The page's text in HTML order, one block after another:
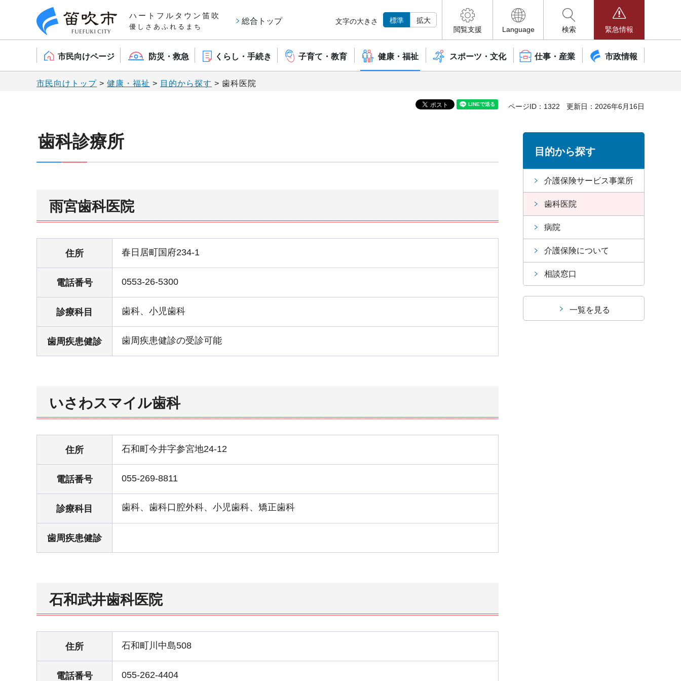
笛吹市 ハートフルタウン笛吹
優しさあふれるまち
総合トップ 文字の大きさ 標準
拡大
閲覧支援
Language 検索 緊急情報
市民向けページ 防災・救急 くらし・手続き 子育て・教育 健康・福祉 スポーツ・文化 仕事・産業 市政情報
市民向けトップ > 健康・福祉 > 目的から探す > 歯科医院
ページID：1322 更新日：2026年6月16日
歯科診療所
雨宮歯科医院
住所 春日居町国府234-1
電話番号 0553-26-5300
診療科目 歯科、小児歯科
歯周疾患健診 歯周疾患健診の受診可能
いさわスマイル歯科
住所 石和町今井字参宮地24-12
電話番号 055-269-8811
診療科目 歯科、歯科口腔外科、小児歯科、矯正歯科
歯周疾患健診
石和武井歯科医院
住所 石和町川中島508
電話番号 055-262-4404
目的から探す
介護保険サービス事業所
歯科医院
病院
介護保険について
相談窓口
一覧を見る